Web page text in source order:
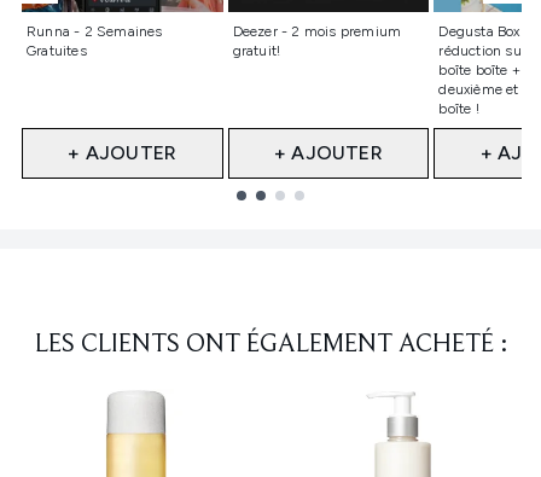
Runna - 2 Semaines
Gratuites
Non sélectionné
+ AJOUTER
Deezer - 2 mois premium
gratuit!
Non sélectionné
+ AJOUTER
Degusta Box –
réduction sur
boîte boîte +
deuxième et la
boîte !
Non
+
LES CLIENTS ONT ÉGALEMENT ACHETÉ :